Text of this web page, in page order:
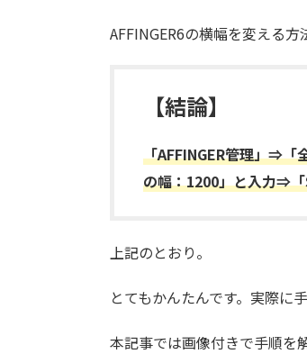
AFFINGER6の横幅を変える
【結論】
「AFFINGER管理」⇒「
の幅：1200」と入力⇒
上記のとおり。
とてもかんたんです。実際に
本記事では画像付きで手順を